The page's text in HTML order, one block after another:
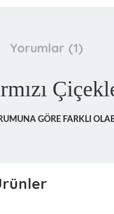
Yorumlar (1)
GÖRE FARKLI